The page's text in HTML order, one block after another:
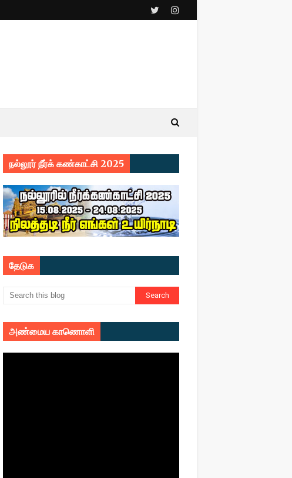
நல்லூர் நீர்க் கண்காட்சி 2025
தேடுக
அண்மைய காணொளி